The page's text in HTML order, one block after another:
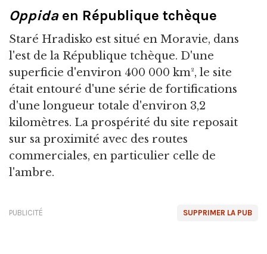
Oppidaen République tchèque
Staré Hradisko est situé en Moravie, dans
l'est de la République tchèque. D'une
superficie d'environ 400 000 km², le site
était entouré d'une série de fortifications
d'une longueur totale d'environ 3,2
kilomètres. La prospérité du site reposait
sur sa proximité avec des routes
commerciales, en particulier celle de
l'ambre.
SUPPRIMER LA PUB
PUBLICITÉ